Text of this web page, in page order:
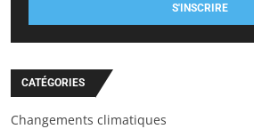
S'INSCRIRE
CATÉGORIES
Changements climatiques